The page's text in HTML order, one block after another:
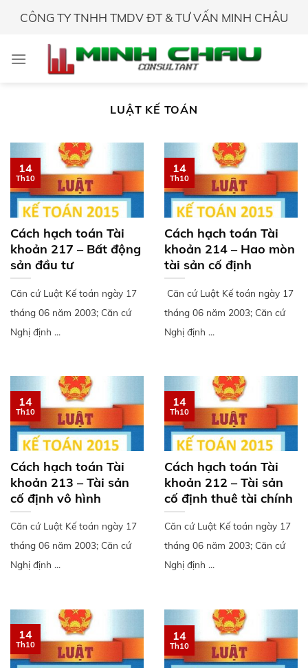
CÔNG TY TNHH TMDV ĐT & TƯ VẤN MINH CHÂU
LUẬT KẾ TOÁN
Cách hạch toán Tài
khoản 217 – Bất động
sản đầu tư
Căn cứ Luật Kế toán ngày 17
tháng 06 năm 2003; Căn cứ
Nghị định ...
14
Th10
Cách hạch toán Tài
khoản 214 – Hao mòn
tài sản cố định
Căn cứ Luật Kế toán ngày 17
tháng 06 năm 2003; Căn cứ
Nghị định ...
14
Th10
Cách hạch toán Tài
khoản 213 – Tài sản
cố định vô hình
Căn cứ Luật Kế toán ngày 17
tháng 06 năm 2003; Căn cứ
Nghị định ...
14
Th10
Cách hạch toán Tài
khoản 212 – Tài sản
cố định thuê tài chính
Căn cứ Luật Kế toán ngày 17
tháng 06 năm 2003; Căn cứ
Nghị định ...
14
Th10
14
Th10
14
Th10